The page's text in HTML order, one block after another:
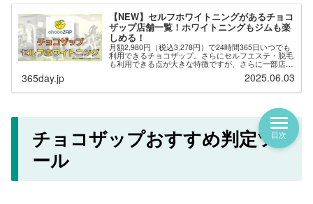
【NEW】セルフホワイトニングがあるチョコ
ザップ店舗一覧！ホワイトニングもジムも楽
しめる！
月額2,980円（税込3,278円）で24時間365日いつでも
利用できるチョコザップ。さらにセルフエステ・脱毛
も利用できる点が大きな特徴ですが、さらに一部店舗
では「セルフホワイトニング」が用意されており、自
分でホワイトニングを楽しむことがで...
365day.jp 2025.06.03
チョコザップおすすめ判定ツ
ール
目次